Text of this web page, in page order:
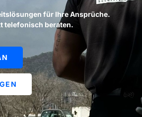
für Ihre Ansprüche.
telefonisch beraten.